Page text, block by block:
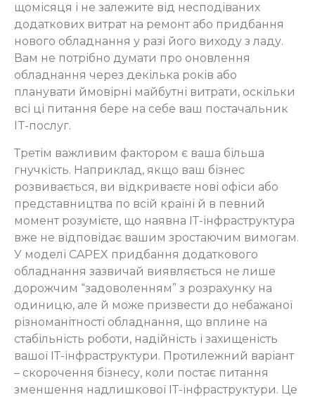
щомісяця і не залежите від несподіваних
додаткових витрат на ремонт або придбання
нового обладнання у разі його виходу з ладу.
Вам не потрібно думати про оновлення
обладнання через декілька років або
планувати ймовірні майбутні витрати, оскільки
всі ці питання бере на себе ваш постачальник
IT-послуг.
Третім важливим фактором є ваша більша
гнучкість. Наприклад, якщо ваш бізнес
розвивається, ви відкриваєте нові офіси або
представництва по всій країні й в певний
момент розумієте, що наявна ІТ-інфраструктура
вже не відповідає вашим зростаючим вимогам.
У моделі CAPEX придбання додаткового
обладнання зазвичай виявляється не лише
дорожчим “задоволенням” з розрахунку на
одиницю, але й може призвести до небажаної
різноманітності обладнання, що вплине на
стабільність роботи, надійність і захищеність
вашої ІТ-інфраструктури. Протилежний варіант
– скорочення бізнесу, коли постає питання
зменшення надлишкової ІТ-інфраструктури. Це